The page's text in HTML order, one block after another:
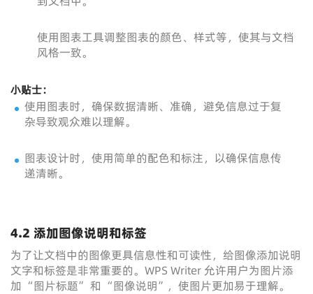
使用图表工具调整图表的颜色、样式等，使其与文档
风格一致。
小贴士：
使用图表时，确保数据清晰、准确，避免信息过于复
杂导致观众难以理解。
图表设计时，使用简单的配色和标注，以确保信息传
递清晰。
4.2 添加图像说明和标签
为了让文档中的图像更具信息性和可读性，给图像添加说明
文字和标签是非常重要的。WPS Writer 允许用户为图片添
加 “图片标题” 和 “图像说明”，使图片更加易于理解。